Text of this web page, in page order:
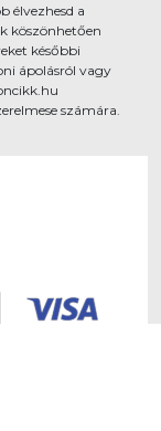
élvezhesd a
köszönhetően
későbbi
ápolásról vagy
számára.